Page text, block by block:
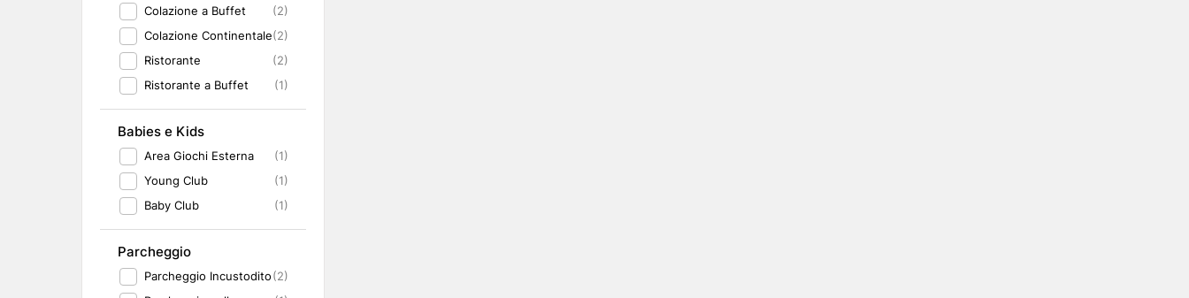
Colazione a Buffet
(2)
Colazione Continentale(2)
Ristorante
(2)
Ristorante a Buffet
(1)
Babies e Kids
Area Giochi Esterna
(1)
Young Club
(1)
Baby Club
(1)
Parcheggio
Parcheggio Incustodito(2)